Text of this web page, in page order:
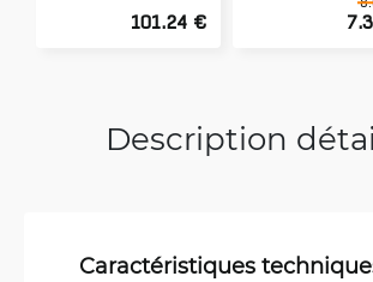
101.24 €
Description
Caractéristiques